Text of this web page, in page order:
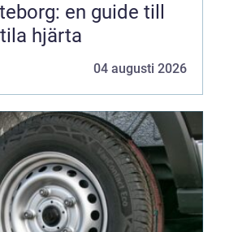
en guide till
hjärta
04 augusti 2026